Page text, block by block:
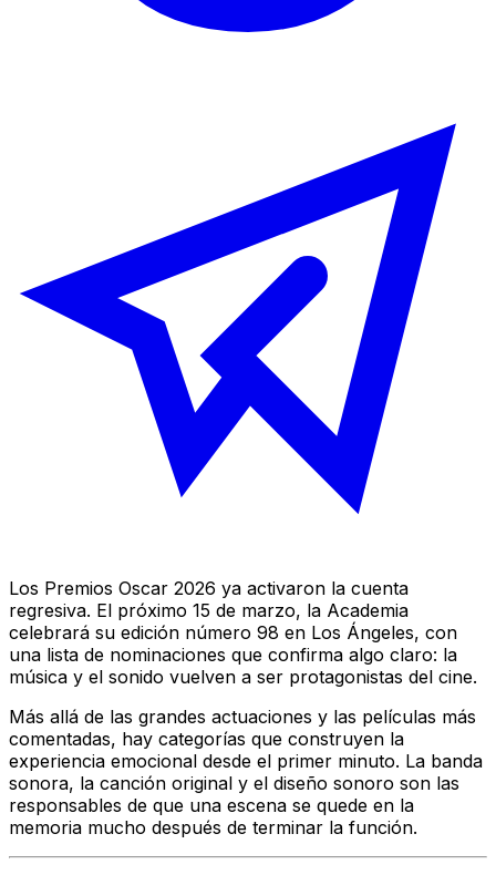
Los Premios Oscar 2026 ya activaron la cuenta
regresiva. El próximo 15 de marzo, la Academia
celebrará su edición número 98 en Los Ángeles, con
una lista de nominaciones que confirma algo claro: la
música y el sonido vuelven a ser protagonistas del cine.
Más allá de las grandes actuaciones y las películas más
comentadas, hay categorías que construyen la
experiencia emocional desde el primer minuto. La banda
sonora, la canción original y el diseño sonoro son las
responsables de que una escena se quede en la
memoria mucho después de terminar la función.